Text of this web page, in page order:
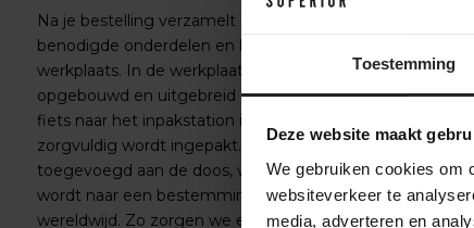
Toestemming
Deze website maakt
We gebruiken cookies om
websiteverkeer te
media, adverteren en
Na je bestelling verzamelt ons magazijnteam alle
benodigde onderdelen en bereidt ze voor op de
werkplaats. In de werkplaats wordt de fiets volledig
opgebouwd en uitgebreid getest. Daarna gaat de
fiets naar het inpakstation in het magazijn, waar hij
zorgvuldig wordt ingepakt. Accessoires worden
toegevoegd aan de doos, waarna de fiets verzonden
wordt naar een bestemming in Nederland of
wereldwijd. Zo zorgen we ervoor dat je fiets veilig en